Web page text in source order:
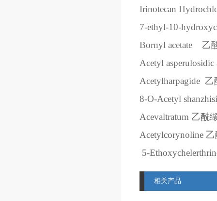
Irinotecan
7-ethyl-10-
Bornyl acetate
乙
Acetyl asperulosidic
Acetylharpagide 乙
8-O-Acetyl
Acevaltratum 乙酰
Acetylcorynoline
5-
相关产品